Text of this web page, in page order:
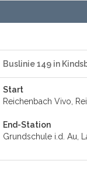
Buslinie 149 in
Start
Reichenbach Vivo,
End-Station
Grundschule i.d. Au,